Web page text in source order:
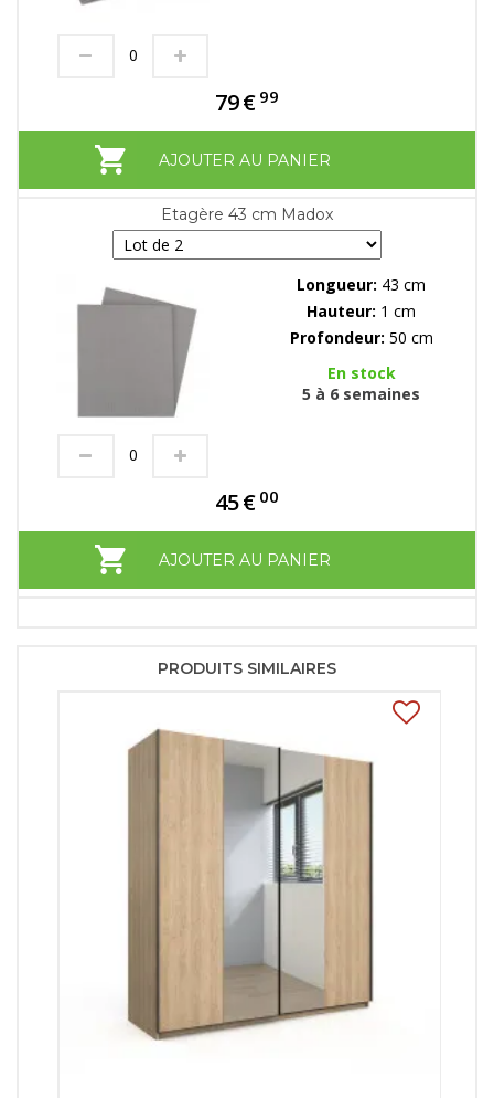
79€ 99
AJOUTER AU PANIER
Etagère 43 cm Madox
Longueur: 43 cm
Hauteur: 1 cm
Profondeur: 50 cm
En stock
5 à 6 semaines
45€ 00
AJOUTER AU PANIER
PRODUITS SIMILAIRES